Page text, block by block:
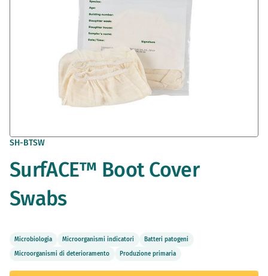
Vai
della
galleria
immagini
SH-BTSW
SurfACE™ Boot Cover
Swabs
Microbiologia Microorganismi indicatori
Batteri patogeni
Microorganismi di deterioramento
Produzione primaria